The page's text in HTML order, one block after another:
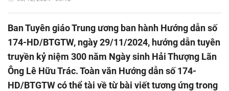
Ban Tuyên giáo Trung ương ban hành Hướng dẫn số
174-HD/BTGTW, ngày 29/11/2024, hướng dẫn tuyên
truyền kỷ niệm 300 năm Ngày sinh Hải Thượng Lãn
Ông Lê Hữu Trác. Toàn văn Hướng dẫn số 174-
HD/BTGTW có thể tài về từ bài viết tương ứng trong